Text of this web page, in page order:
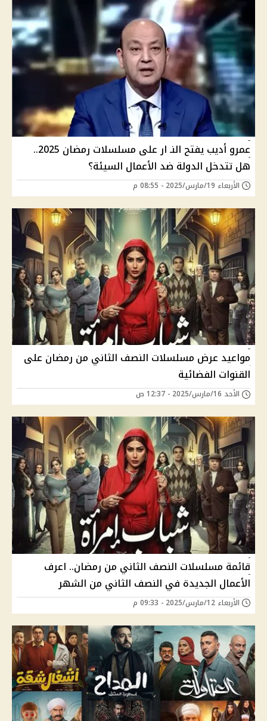
عمرو أديب يفتح النـ ار على مسلسلات رمضان 2025..
هل تتدخل الدولة ضد الأعمال السيئة؟
الأربعاء 19/مارس/2025 - 08:55 م
مواعيد عرض مسلسلات النصف الثاني من رمضان على
القنوات الفضائية
الأحد 16/مارس/2025 - 12:37 ص
قائمة مسلسلات النصف الثاني من رمضان.. اعرف
الأعمال الجديدة في النصف الثاني من الشهر
الأربعاء 12/مارس/2025 - 09:33 م